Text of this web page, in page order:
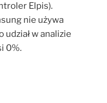
Elpis).
nie używa
w analizie
0%.